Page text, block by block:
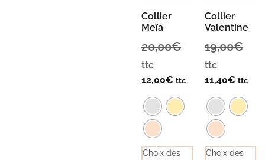
Collier
Meïa
20,00€
ttc
12,00€ ttc
Choix des
Collier
Valentine
19,00€
ttc
11,40€ ttc
Choix des